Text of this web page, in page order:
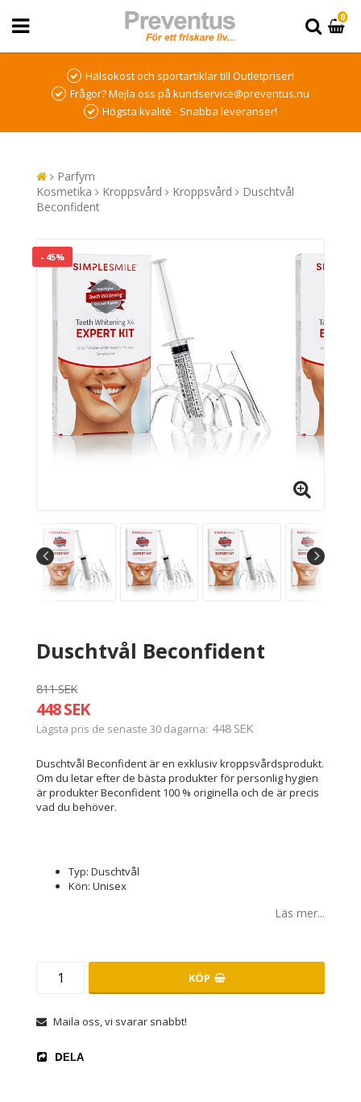
0
Hälsokost och sportartiklar till Outletpriser!
Frågor? Mejla oss på kundservice@preventus.nu
Högsta kvalité - Snabba leveranser!
Parfym
Kosmetika
Kroppsvård Kroppsvård
Duschtvål
Beconfident
- 45%
Duschtvål Beconfident
811 SEK
448 SEK
Lägsta pris de senaste 30 dagarna 448 SEK
Duschtvål Beconfident är en exklusiv kroppsvårdsprodukt.
Om du letar efter de bästa produkter för personlig hygien
är produkter Beconfident 100 % originella och de är precis
vad du behöver.
Typ: Duschtvål
Kön: Unisex
Läs mer...
KÖP
Maila oss, vi svarar snabbt!
DELA